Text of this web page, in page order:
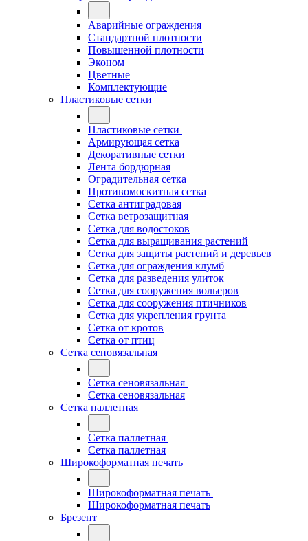
Аварийные ограждения
Стандартной плотности
Повышенной плотности
Эконом
Цветные
Комплектующие
Пластиковые сетки
Пластиковые сетки
Армирующая сетка
Декоративные сетки
Лента бордюрная
Оградительная сетка
Противомоскитная сетка
Сетка антиградовая
Сетка ветрозащитная
Сетка для водостоков
Сетка для выращивания растений
Сетка для защиты растений и деревьев
Сетка для ограждения клумб
Сетка для разведения улиток
Сетка для сооружения вольеров
Сетка для сооружения птичников
Сетка для укрепления грунта
Сетка от кротов
Сетка от птиц
Сетка сеновязальная
Сетка сеновязальная
Сетка сеновязальная
Сетка паллетная
Сетка паллетная
Сетка паллетная
Широкоформатная печать
Широкоформатная печать
Широкоформатная печать
Брезент